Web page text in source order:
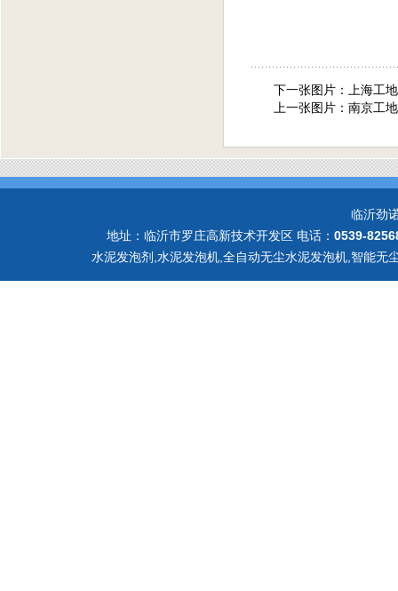
下一张图片：
上海工地
上一张图片： 南京工地
临沂劲
地址：临沂市罗庄高新技术开发区 电话： 0539-
水泥发泡剂,水泥发泡机,全自动无尘水泥发泡机,智能